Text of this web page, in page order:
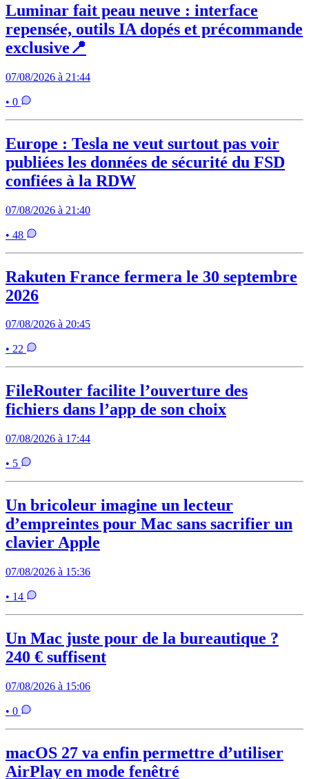
Luminar fait peau neuve : interface
repensée, outils IA dopés et précommande
exclusive📍
07/08/2026 à 21:44
• 0
Europe : Tesla ne veut surtout pas voir
publiées les données de sécurité du FSD
confiées à la RDW
07/08/2026 à 21:40
• 48
Rakuten France fermera le 30 septembre
2026
07/08/2026 à 20:45
• 22
FileRouter facilite l’ouverture des
fichiers dans l’app de son choix
07/08/2026 à 17:44
• 5
Un bricoleur imagine un lecteur
d’empreintes pour Mac sans sacrifier un
clavier Apple
07/08/2026 à 15:36
• 14
Un Mac juste pour de la bureautique ?
240 € suffisent
07/08/2026 à 15:06
• 0
macOS 27 va enfin permettre d’utiliser
AirPlay en mode fenêtré